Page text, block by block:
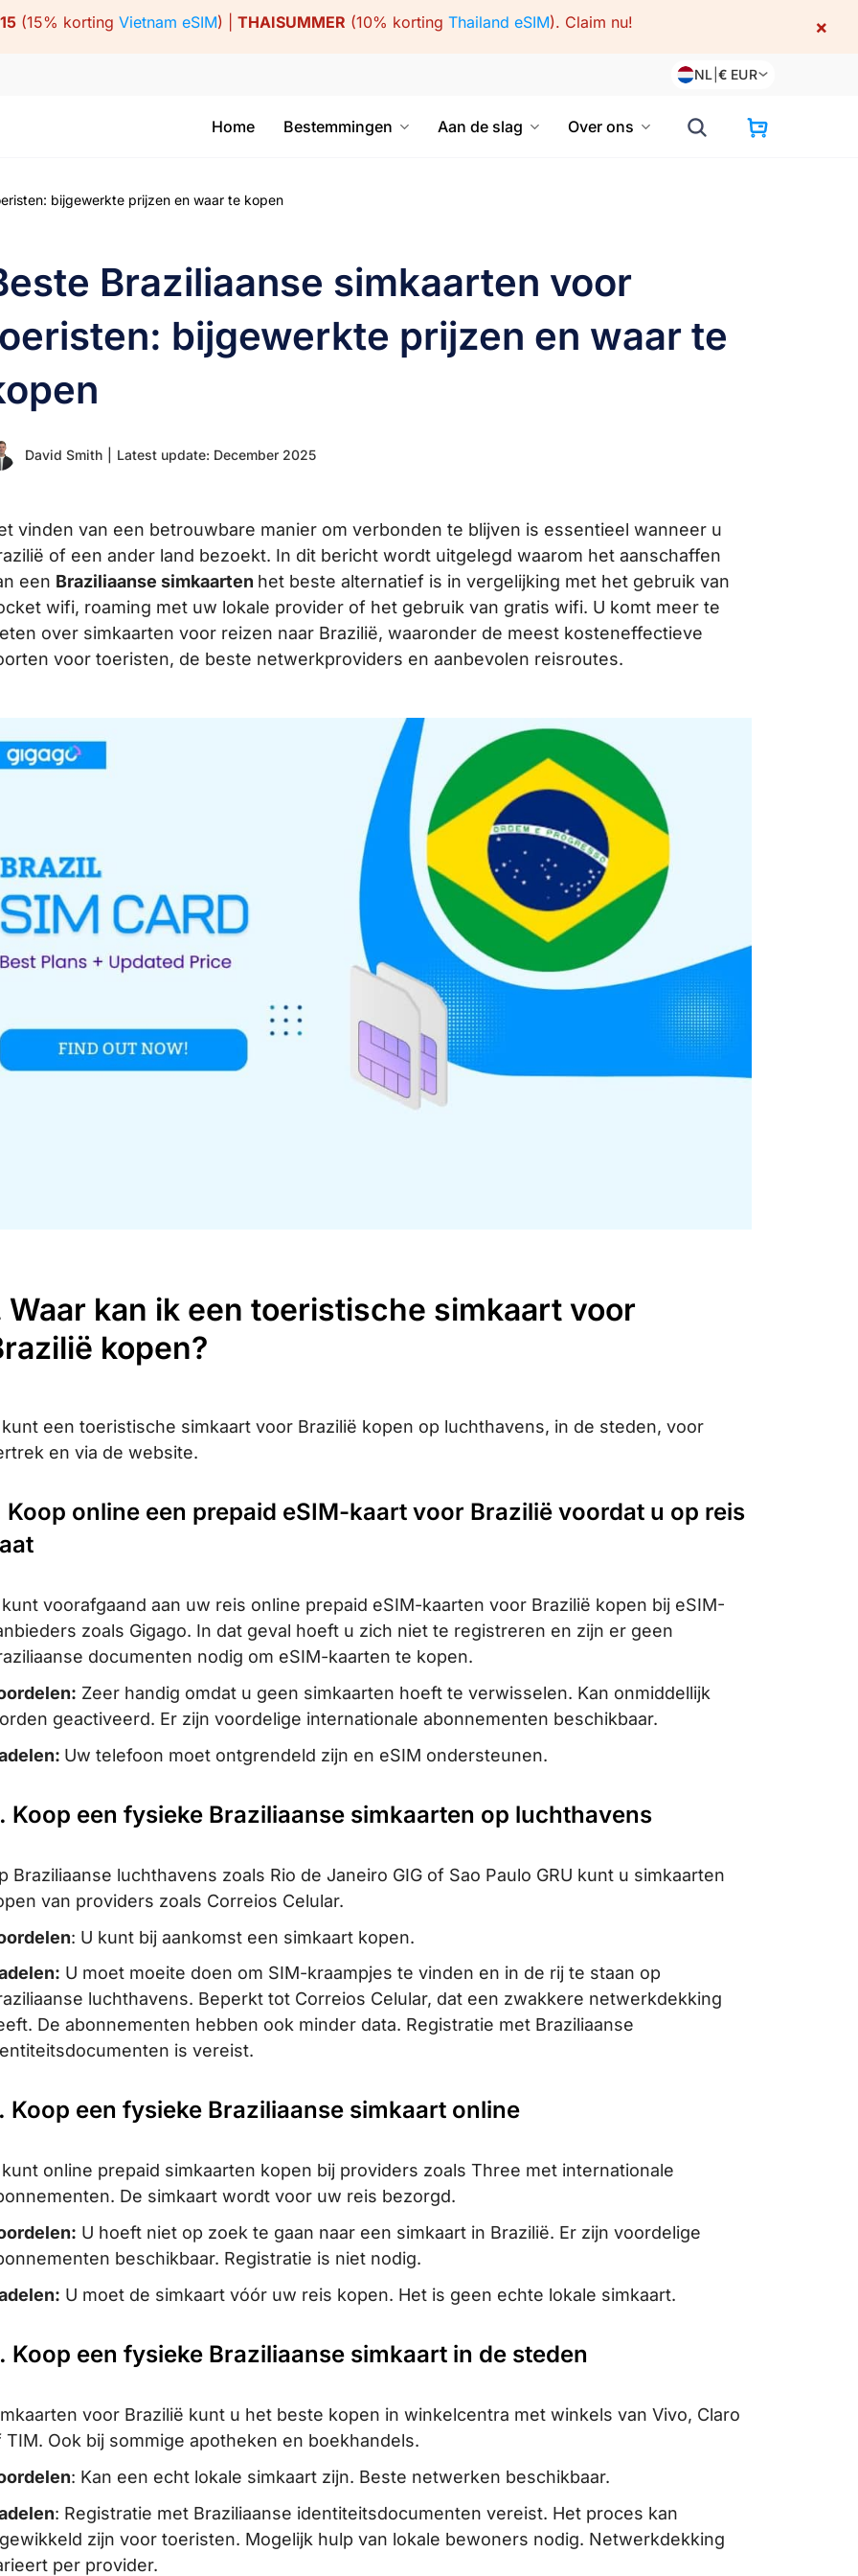
(15% korting Vietnam eSIM) | THAISUMMER (10% korting Thailand eSIM). Claim nu! ×
NL |€ EUR
Home Bestemmingen Aan de slag Over ons
bijgewerkte prijzen en waar te kopen
Braziliaanse simkaarten voor
bijgewerkte prijzen en waar te
David Smith Latest update: December 2025
vinden van een betrouwbare manier om verbonden te blijven is essentieel wanneer u
of een ander land bezoekt. In dit bericht wordt uitgelegd waarom het aanschaffen
een Braziliaanse simkaarten het beste alternatief is in vergelijking met het gebruik van
wifi, roaming met uw lokale provider of het gebruik van gratis wifi. U komt meer te
over simkaarten voor reizen naar Brazilië, waaronder de meest kosteneffectieve
voor toeristen, de beste netwerkproviders en aanbevolen reisroutes.
Waar kan ik een toeristische simkaart voor
kopen?
kunt een toeristische simkaart voor Brazilië kopen op luchthavens, in de steden, voor
en via de website.
Koop online een prepaid eSIM-kaart voor Brazilië voordat u op reis
kunt voorafgaand aan uw reis online prepaid eSIM-kaarten voor Brazilië kopen bij eSIM-
zoals Gigago. In dat geval hoeft u zich niet te registreren en zijn er geen
documenten nodig om eSIM-kaarten te kopen.
Zeer handig omdat u geen simkaarten hoeft te verwisselen. Kan onmiddellijk
geactiveerd. Er zijn voordelige internationale abonnementen beschikbaar.
Uw telefoon moet ontgrendeld zijn en eSIM ondersteunen.
Koop een fysieke Braziliaanse simkaarten op luchthavens
Braziliaanse luchthavens zoals Rio de Janeiro GIG of Sao Paulo GRU kunt u simkaarten
van providers zoals Correios Celular.
: U kunt bij aankomst een simkaart kopen.
U moet moeite doen om SIM-kraampjes te vinden en in de rij te staan op
luchthavens. Beperkt tot Correios Celular, dat een zwakkere netwerkdekking
De abonnementen hebben ook minder data. Registratie met Braziliaanse
is vereist.
Koop een fysieke Braziliaanse simkaart online
kunt online prepaid simkaarten kopen bij providers zoals Three met internationale
De simkaart wordt voor uw reis bezorgd.
U hoeft niet op zoek te gaan naar een simkaart in Brazilië. Er zijn voordelige
beschikbaar. Registratie is niet nodig.
U moet de simkaart vóór uw reis kopen. Het is geen echte lokale simkaart.
Koop een fysieke Braziliaanse simkaart in de steden
voor Brazilië kunt u het beste kopen in winkelcentra met winkels van Vivo, Claro
TIM. Ook bij sommige apotheken en boekhandels.
: Kan een echt lokale simkaart zijn. Beste netwerken beschikbaar.
: Registratie met Braziliaanse identiteitsdocumenten vereist. Het proces kan
zijn voor toeristen. Mogelijk hulp van lokale bewoners nodig. Netwerkdekking
per provider.